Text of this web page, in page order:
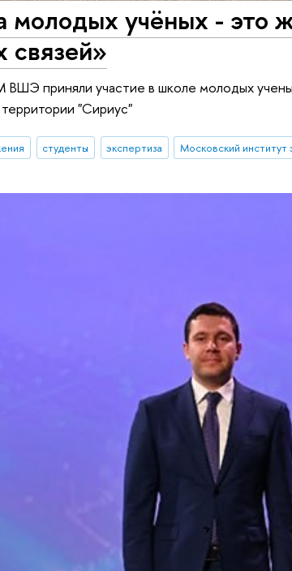
учëных - это
связей»
приняли участие в школе молодых
"Сириус"
студенты экспертиза